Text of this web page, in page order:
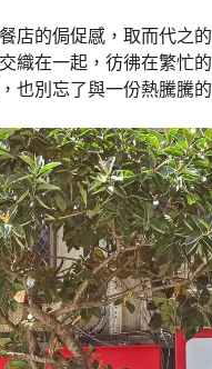
店的侷促感，取而代之的
織在一起，彷彿在繁忙的
也別忘了與一份熱騰騰的